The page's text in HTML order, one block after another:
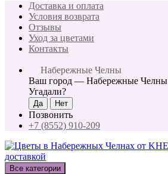
Доставка и оплата
Условия возврата
Отзывы
Уход за цветами
Контакты
Набережные Челны
Ваш город — Набережные Челны
Угадали?
Позвонить
+7 (8552) 910-209
Все категории